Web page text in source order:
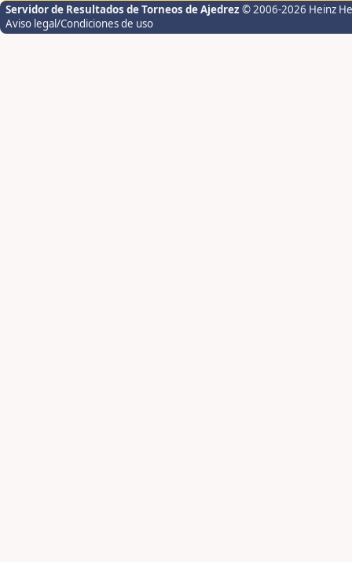
Servidor de Resultados de Torneos de Ajedrez © 2006-2026 Heinz
Aviso legal/Condiciones de uso